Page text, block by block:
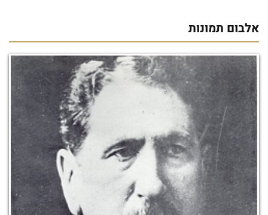
אלבום תמונות